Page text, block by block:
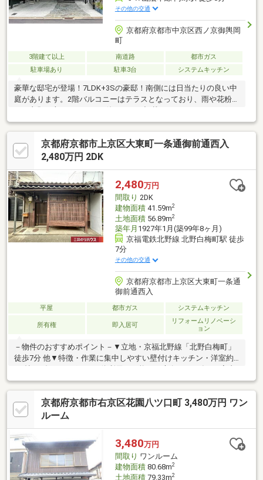
その他の交通
京都府京都市中京区西ノ京御輿岡
町
3階建て以上 南道路
都市ガス
駐車場あり
駐車3台 システムキッチン
豪華な邸宅が登場！7LDK+3Sの豪邸！南側には日当たりの良い中
庭があります。2階バルコニーはテラスとなっており、雨や花粉か
らも衣類を守ります。その他ここでは記載できないおススメポイ
ントが盛りだくさん！ぜひ、現地でご確認ください！住宅大情報
館は常時4000件以上の物件をご紹介！宅地建物取引主任、住宅ロ
ーンアドバイザー、司法書士など不動産のプロフェッショナルが
揃っているのでお気軽にご相談ください。他になくてもココなら
京都府京都市上京区大東町一条通御前通西入
2,480万円 2DK
2,480万円
間取り 2DK
建物面積41.59m2
土地面積56.89m2
築年月 1927年1月(築99年8ヶ月)
京福電鉄北野線 北野白梅町駅 徒歩
7分
その他の交通
京都府京都市上京区大東町一条通
御前通西入
平屋 都市ガス システムキッチン
所有権 即入居可
リフォームリノベーシ
ョン
－物件のおすすめポイント－▼立地・京福北野線「北野白梅町」
徒歩7分 他▼特徴・作業に集中しやすい壁付けキッチン・洋室約
リフォーム済【交換】キッチン、浴室、トイレ 等【張替】壁天井
クロス、床フローリング▼周辺環境・フレスコ北野白梅町店 徒歩
6分(約420m)・ローソン京都大将軍店 徒歩5分(約360m)※前面道路
幅員により容積率は160％に制限されます※指定の建蔽率を超過し
━━━━━・・・物件の詳細・ご相談はお気軽にお問い合わせく
ださい。
京都府京都市右京区花園八ツ口町 3,480万円 ワン
ルーム
3,480万円
間取り ワンルーム
建物面積80.68m2
土地面積79.33m2